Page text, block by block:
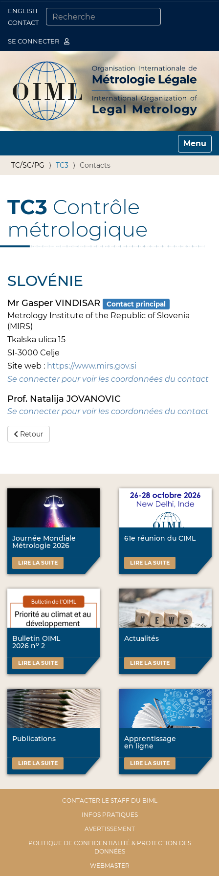
ENGLISH
CONTACT
SE CONNECTER
Toggle
TC/SC/PG TC3 Contacts
TC3 Contrôle
métrologique
SLOVÉNIE
Mr Gasper VINDISAR Contact principal
Metrology Institute of the Republic of Slovenia
(MIRS)
Tkalska ulica 15
SI-3000 Celje
Site web : https://www.mirs.gov.si
Se connecter pour voir les coordonnées du contact
Prof. Natalija JOVANOVIC
Se connecter pour voir les coordonnées du contact
Retour
Journée Mondiale
Métrologie 2026
LIRE LA SUITE
61e réunion du CIML
LIRE LA SUITE
Bulletin OIML
2026 no 2
LIRE LA SUITE
Actualités
LIRE LA SUITE
Publications
LIRE LA SUITE
Apprentissage
en ligne
LIRE LA SUITE
CONTACTER LE STAFF DU BIML
INFOS PRATIQUES
AVERTISSEMENT
POLITIQUE DE CONFIDENTIALITÉ & PROTECTION DES
DONNÉES
WEBMASTER